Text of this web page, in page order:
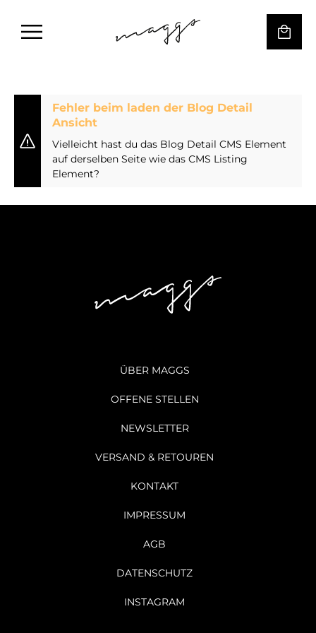
Fehler beim laden der Blog Detail
Ansicht
Vielleicht hast du das Blog Detail CMS Element
auf derselben Seite wie das CMS Listing
Element?
ÜBER MAGGS
OFFENE STELLEN
NEWSLETTER
VERSAND & RETOUREN
KONTAKT
IMPRESSUM
AGB
DATENSCHUTZ
INSTAGRAM